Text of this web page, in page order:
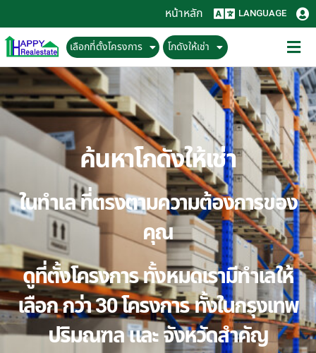
หน้าหลัก LANGUAGE
เลือกที่ตั้งโครงการ โกดังให้เช่า
ค้นหาโกดังให้เช่า
ในทำเล ที่ตรงตามความต้องการของ
คุณ
ดูที่ตั้งโครงการ ทั้งหมดเรามีทำเลให้
เลือก กว่า 30 โครงการ ทั้งในกรุงเทพ
ปริมณฑล และ จังหวัดสำคัญ